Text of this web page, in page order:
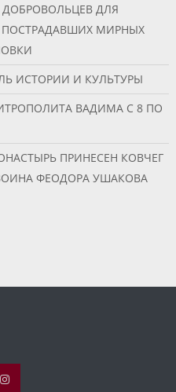
ДЛЯ
МИРНЫХ
ИСТОРИИ И КУЛЬТУРЫ
ВАДИМА С 8 ПО
ПРИНЕСЕН КОВЧЕГ
ФЕОДОРА УШАКОВА